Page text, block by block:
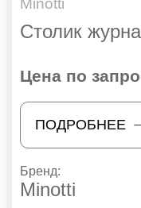
Minotti
Столик
Цена по
ПОДРОБНЕЕ
Бренд:
Minotti